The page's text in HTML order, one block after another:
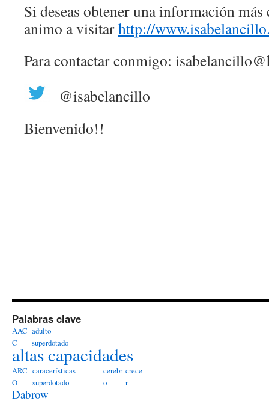
Si deseas obtener una información
animo a visitarhttp://
Para contactar conmigo:
@isabelancillo
Bienvenido!!
Palabras clave
AAC
C
adulto
superdotado
altas capacidades
ARC
O
caracerísticas
superdotado
cerebr
o
crece
r
Dabrow